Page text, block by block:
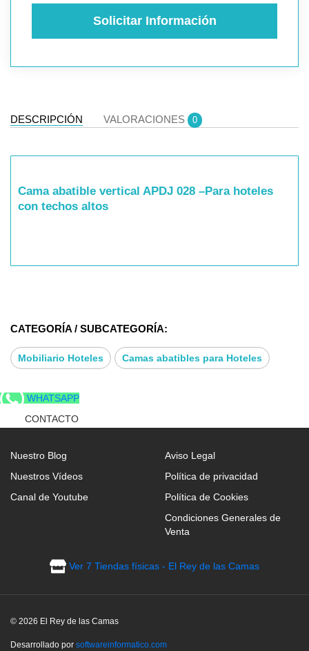
Solicitar Información
DESCRIPCIÓN VALORACIONES 0
Cama abatible vertical APDJ 028 –Para hoteles
con techos altos
CATEGORÍA / SUBCATEGORÍA:
Mobiliario Hoteles Camas abatibles para Hoteles
WHATSAPP
CONTACTO
Nuestro Blog
Nuestros Vídeos
Canal de Youtube
Aviso Legal
Política de privacidad
Política de Cookies
Condiciones Generales de
Venta
Ver 7 Tiendas físicas - El Rey de las Camas
© 2026 El Rey de las Camas
Desarrollado por softwareinformatico.com